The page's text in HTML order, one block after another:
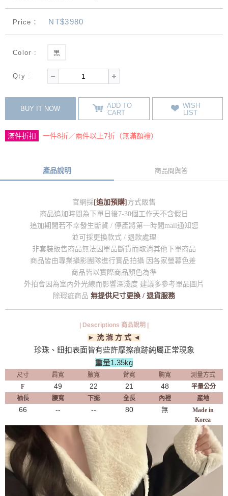
Price： NT$3980
Color : 黑
Qty :
BUY IT NOW
ADD TO
CART
WISH
LIST
滿件折扣 一件8折／兩件以上7折（無滿額禮）
產品說明 商品問與答
官網採[追加預購]方式販售
商品追加時間為下單日後7-30個工作天不含假日
追加期間若不幸發生斷貨 / 停產將第一時間mail通知您
並可採更換款式 / 退款處理
非套裝販售商品無法因單品斷貨而取消其他下單商品
商品皆由專業攝影團隊進行實品拍攝 因各家螢幕色差
商品皆以實際商品顏色為準
外拍會因為室內外光線而影響深淺度 建議多參考單品圖片
除瑕疵商品 無提供尺寸更換 / 退貨服務
| Descriptions 商品說明 |
► 洗 滌 方 式 ◄
珍珠、鈕扣表面皆有些許摩擦痕跡純屬正常現象
重量1.35kg
尺寸 肩寬 腋寬 臂寬 胸寬
測量方式
F
49 22 21 48
平量公分
袖長
腰寬 下擺 全長 內裡 產地
66 -- -- 80 無
Made in
Korea